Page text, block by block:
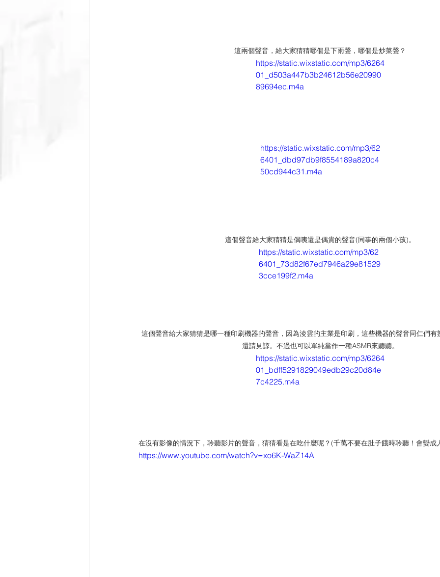
這兩個聲音，給大家猜猜哪個是下雨聲，哪個是炒菜聲？
https://static.wixstatic.com/mp3/6264
01_d503a447b3b24612b56e20990
89694ec.m4a
https://static.wixstatic.com/mp3/62
6401_dbd97db9f8554189a820c4
50cd944c31.m4a
這個聲音給大家猜猜是偶咦還是偶貴的聲音(同事的兩個小孩)。
https://static.wixstatic.com/mp3/62
6401_73d82f67ed7946a29e81529
3cce199f2.m4a
這個聲音給大家猜猜是哪一種印刷機器的聲音，因為淩雲的主業是印刷，這些機器的聲音同仁們有
還請見諒。不過也可以單純當作一種ASMR來聽聽。
https://static.wixstatic.com/mp3/6264
01_bdff5291829049edb29c20d84e
7c4225.m4a
在沒有影像的情況下，聆聽影片的聲音，猜猜看是在吃什麼呢？(千萬不要在肚子餓時聆聽！會變成
https://www.youtube.com/watch?v=xo6K-WaZ14A